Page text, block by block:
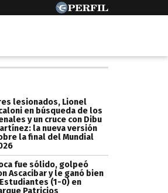
lesionados, Lionel
en búsqueda de los
y un cruce con Dibu
la nueva versión
la final del Mundial
fue sólido, golpeó
Ascacibar y le ganó bien
(1-0) en
Patricios